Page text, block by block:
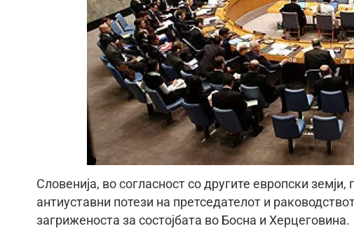
Словенија, во согласност со другите европски
антиуставни потези на претседателот и
загриженоста за состојбата во Босна и Херцеговина.